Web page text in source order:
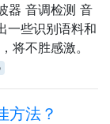
器 音调检测 音
一些识别语料和
将不胜感激。
方法？